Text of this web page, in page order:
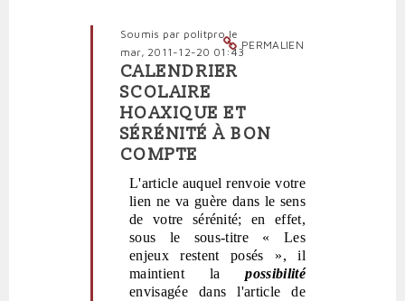
PERMALIEN
Soumis par politprole
mar, 2011-12-20 01:43
En
réponse
à
Arrêtez
de
faire
peur!
par
Polit'producteur
(non
vérifié)
CALENDRIER
SCOLAIRE
HOAXIQUE ET
SÉRÉNITÉ À BON
COMPTE
L'article auquel renvoie votre
lien ne va guère dans le sens
de votre sérénité; en effet,
sous le sous-titre « Les
enjeux restent posés », il
maintient lapossibilité
envisagée dans l'article de